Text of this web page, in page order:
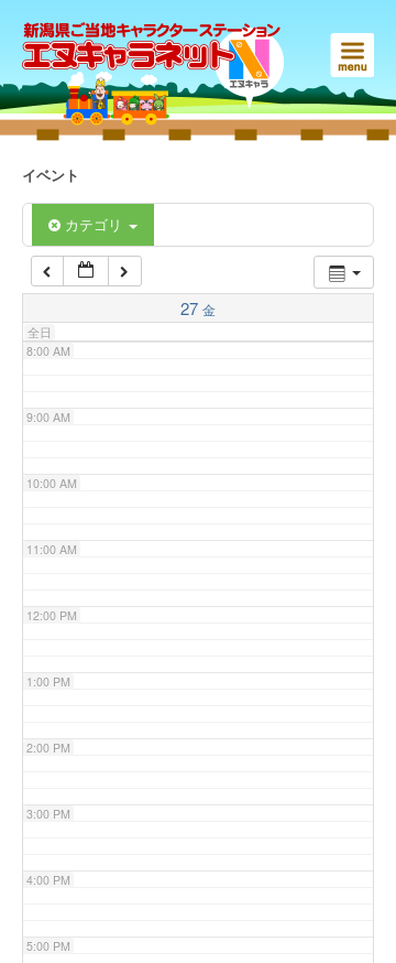
イベント
カテゴリ
27 金
全日
3:00 AM
4:00 AM
6:00 AM
7:00 AM
8:00 AM
9:00 AM
10:00 AM
11:00 AM
12:00 PM
1:00 PM
2:00 PM
3:00 PM
4:00 PM
5:00 PM